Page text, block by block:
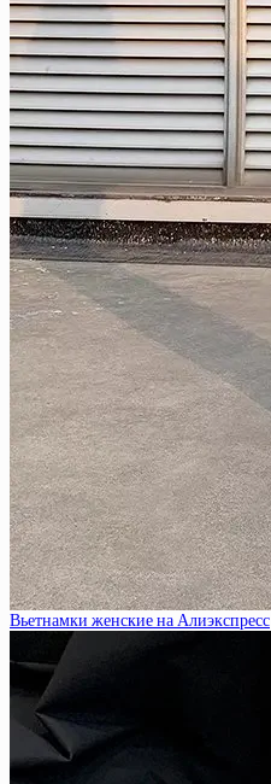
Вьетнамки женские на Алиэкспресс